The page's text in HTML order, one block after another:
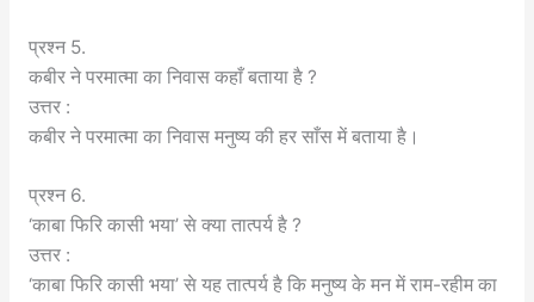
प्रश्न 5.
कबीर ने परमात्मा का निवास कहाँ बताया है ?
उत्तर :
कबीर ने परमात्मा का निवास मनुष्य की हर साँस में बताया है।
प्रश्न 6.
‘काबा फिरि कासी भया’ से क्या तात्पर्य है ?
उत्तर :
‘काबा फिरि कासी भया’ से यह तात्पर्य है कि मनुष्य के मन में राम-रहीम का